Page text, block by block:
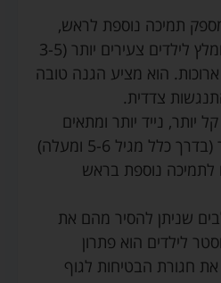
תמיכה נוספת לראש,
צוואר וגב הילד. מומלץ לילדים צעירים יותר (3-5
הוא מציע הגנה טובה
צדדית.
יותר, נייד יותר ומתאים
לילדים גדולים יותר (בדרך כלל מגיל 5-6 ומעלה)
לתמיכה נוספת בראש
שניתן להסיר מהם את
לילדים הוא פתרון
חגורת הבטיחות לגוף